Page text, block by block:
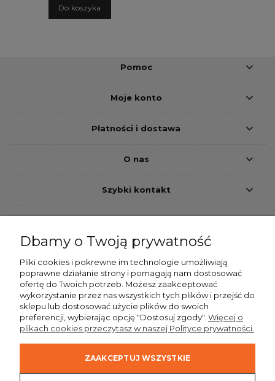
Do koszyka
Pomoc
Moje konto
Płatności i dostawa
O nas
Szybki kontakt
Przelew bankowy Pobranie Szybkie przelewy24
Dostawa
Dbamy o Twoją prywatność
Pliki cookies i pokrewne im technologie umożliwiają
poprawne działanie strony i pomagają nam dostosować
ofertę do Twoich potrzeb. Możesz zaakceptować
wykorzystanie przez nas wszystkich tych plików i przejść do
sklepu lub dostosować użycie plików do swoich
preferencji, wybierając opcję "Dostosuj zgody". Więcej o
plikach cookies przeczytasz w naszej Polityce prywatności.
ZAAKCEPTUJ WSZYSTKIE